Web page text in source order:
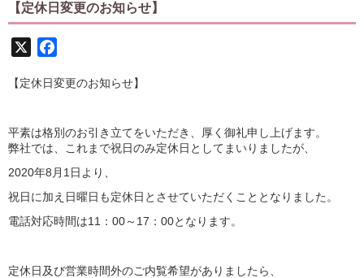
【定休日変更のお知らせ】
【定休日変更のお知らせ】
平素は格別のお引き立てをいただき、厚く御礼申し上げます。
弊社では、これまで祝日のみ定休日としてまいりましたが、
2020年8月1日より、
祝日に加え日曜日も定休日とさせていただくこととなりました。
電話対応時間は11：00～17：00となります。
定休日及び営業時間外のご内覧希望がありましたら、